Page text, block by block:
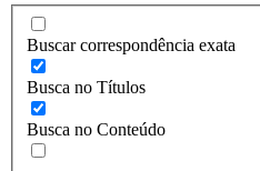
Buscar correspondência exata
Busca no Títulos
Busca no Conteúdo